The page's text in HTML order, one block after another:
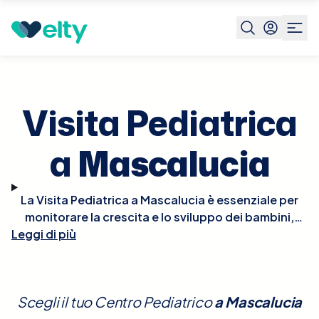
Prenota visita Mascalucia
Visita Pediatrica
a Mascalucia
La Visita Pediatrica a Mascalucia è essenziale per
monitorare la crescita e lo sviluppo dei bambini,
nonché per la prevenzione e il trattamento di
neurologico e comportamentale, e del benessere
Leggi di più
Scegli il tuo Centro PediatricoaMascalucia